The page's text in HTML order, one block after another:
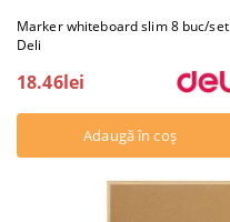
Marker whiteboard slim 8 buc/set
Deli
18.46lei